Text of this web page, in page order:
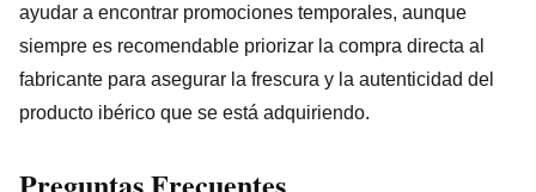
ayudar a encontrar promociones temporales, aunque
siempre es recomendable priorizar la compra directa al
fabricante para asegurar la frescura y la autenticidad del
producto ibérico que se está adquiriendo.